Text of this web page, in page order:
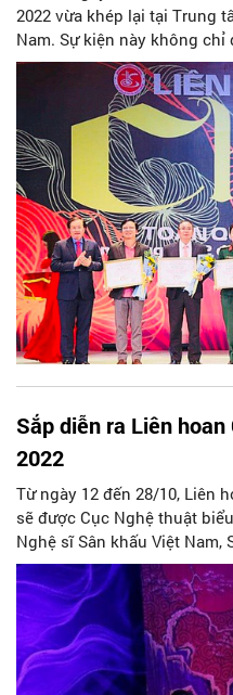
2022 vừa khép lại tại Trung
Nam. Sự kiện này không
giả đông kín, mà còn cho
chèo truyền thống từ những
Sắp diễn ra Liên
2022
Từ ngày 12 đến 28/10, Liên
sẽ được Cục Nghệ thuật
Nghệ sĩ Sân khấu Việt Nam,
tỉnh Hà Nam tổ chức tại